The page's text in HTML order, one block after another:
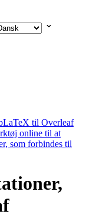
til Overleaf
online til at
som forbindes til